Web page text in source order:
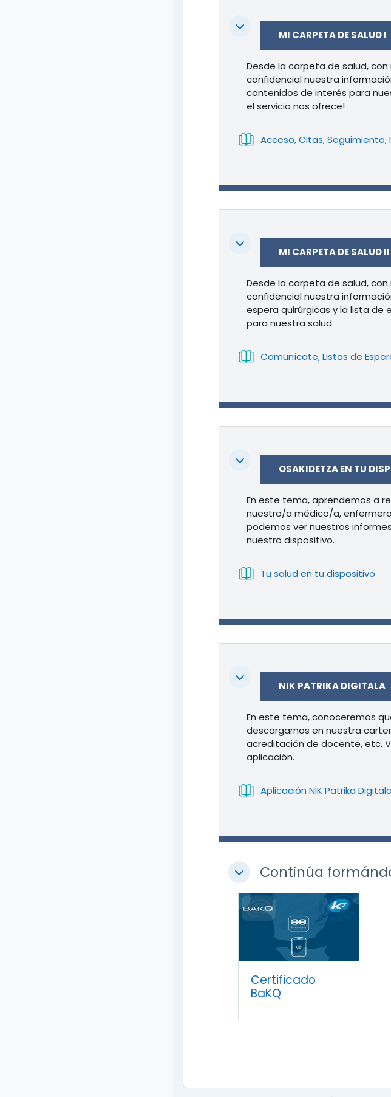
Colapsar MI CARPETA DE SALUD I
Desde la carpeta de salud,
confidencial nuestra
contenidos de interés para
el servicio nos ofrece!
Acceso, Citas, Seguimiento,
Colapsar MI CARPETA DE SALUD II
Desde la carpeta de salud,
confidencial nuestra
espera quirúrgicas y la lista de
para nuestra salud.
Comunícate, Listas de
Colapsar OSAKIDETZA EN TU
En este tema, aprendemos a
nuestro/a médico/a,
podemos ver nuestros
nuestro dispositivo.
Tu salud en tu dispositivo
Colapsar NIK PATRIKA DIGITALA
En este tema, conoceremos
descargarnos en nuestra
acreditación de docente, etc.
aplicación.
Aplicación NIK Patrika Digitala
ColapsarContinúa
Certificado
BaKQ